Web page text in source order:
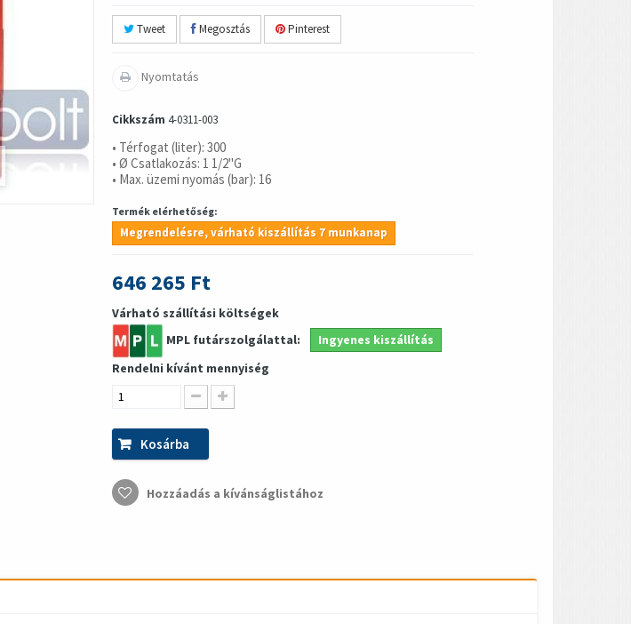
Tweet Megosztás Pinterest
Nyomtatás
Cikkszám 4-0311-003
• Térfogat (liter): 300
• Ø Csatlakozás: 1 1/2"G
• Max. üzemi nyomás (bar): 16
Termék elérhetőség:
Megrendelésre, várható kiszállítás 7 munkanap
646 265 Ft
Várható szállítási költségek
MPL futárszolgálattal:
Ingyenes kiszállítás
Rendelni kívánt mennyiség
Kosárba
Hozzáadás a kívánságlistához